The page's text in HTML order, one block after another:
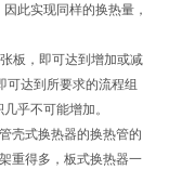
此实现同样的换热量，
板，即可达到增加或减
可达到所要求的流程组
乎不可能增加。
壳式换热器的换热管的
重得多，板式换热器一